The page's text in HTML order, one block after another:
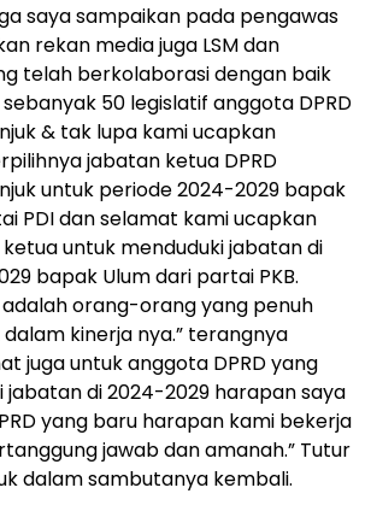
saya sampaikan pada pengawas
rekan media juga LSM dan
telah berkolaborasi dengan baik
50 legislatif anggota DPRD
& tak lupa kami ucapkan
jabatan ketua DPRD
untuk periode 2024-2029 bapak
PDI dan selamat kami ucapkan
untuk menduduki jabatan di
bapak Ulum dari partai PKB.
adalah orang-orang yang penuh
kinerja nya.” terangnya
juga untuk anggota DPRD yang
jabatan di 2024-2029 harapan saya
yang baru harapan kami bekerja
jawab dan amanah.” Tutur
dalam sambutanya kembali.